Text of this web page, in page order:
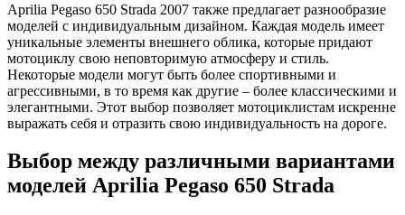
Aprilia Pegaso 650 Strada 2007 также предлагает разнообразие
моделей с индивидуальным дизайном. Каждая модель имеет
уникальные элементы внешнего облика, которые придают
мотоциклу свою неповторимую атмосферу и стиль.
Некоторые модели могут быть более спортивными и
агрессивными, в то время как другие – более классическими и
элегантными. Этот выбор позволяет мотоциклистам искренне
выражать себя и отразить свою индивидуальность на дороге.
Выбор между различными вариантами
моделей Aprilia Pegaso 650 Strada